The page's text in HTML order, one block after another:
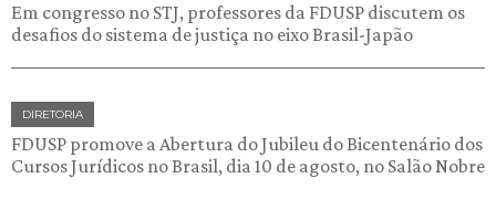
Em congresso no STJ, professores da FDUSP discutem os
desafios do sistema de justiça no eixo Brasil-Japão
DIRETORIA
FDUSP promove a Abertura do Jubileu do Bicentenário dos
Cursos Jurídicos no Brasil, dia 10 de agosto, no Salão Nobre